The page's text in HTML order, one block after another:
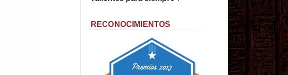
RECONOCIMIENTOS